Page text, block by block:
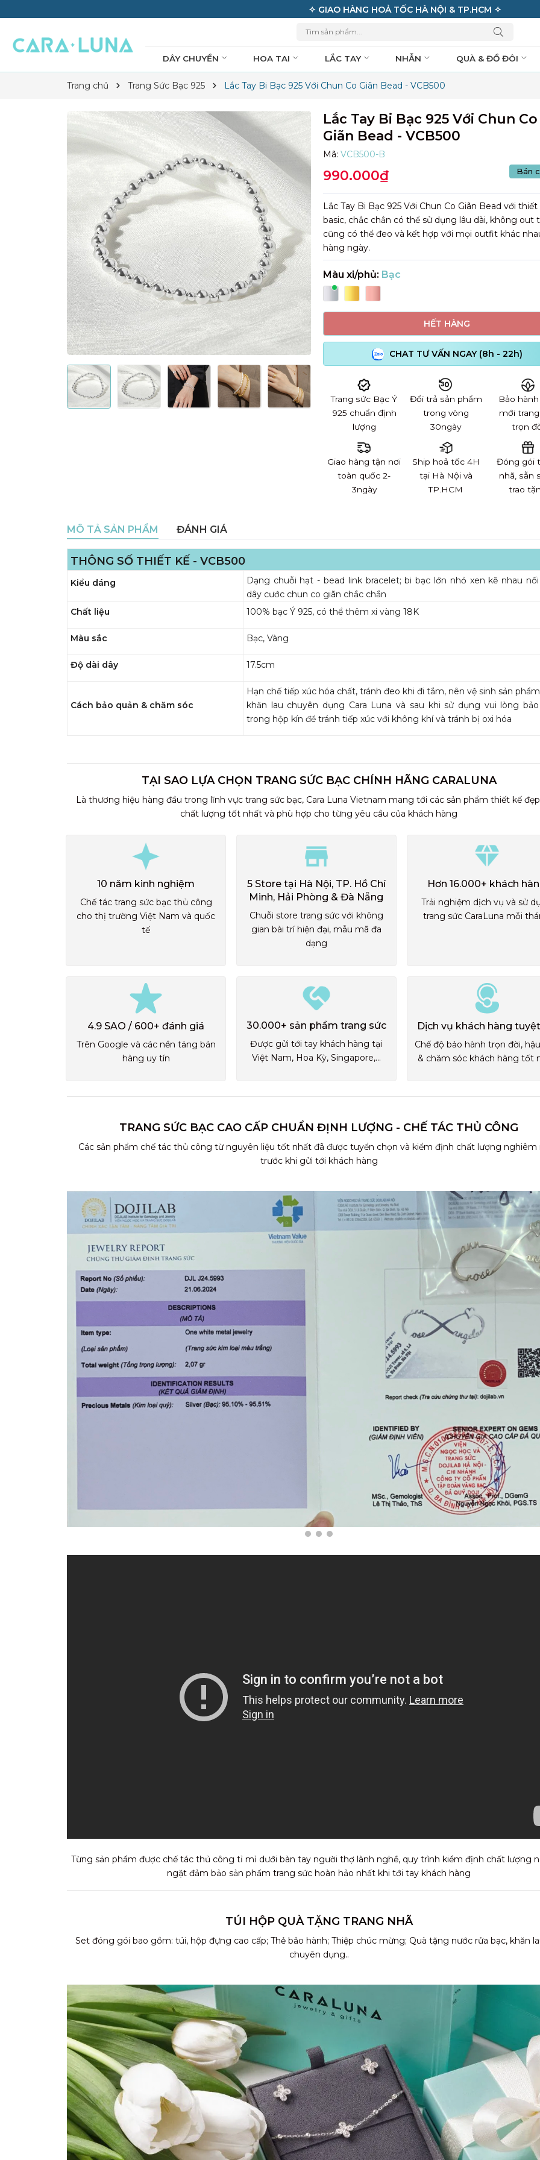
✧ GIAO HÀNG HOẢ TỐC HÀ NỘI & TP.HCM ✧
DÂY CHUYỀN HOA TAI LẮC TAY NHẪN QUÀ & ĐỒ ĐÔI
Trang chủ Trang Sức Bạc 925 Lắc Tay Bi Bạc 925 Với Chun Co Giãn Bead - VCB500
Lắc Tay Bi Bạc 925 Với Chun Co
Giãn Bead - VCB500
Mã:VCB500-B
Bán
990.000₫
Lắc Tay Bi Bạc 925 Với Chun Co Giãn Bead với thiết
basic, chắc chắn có thể sử dụng lâu dài, không out
cũng có thể đeo và kết hợp với mọi outfit khác
hàng ngày.
Màu xi/phủ: Bạc
HẾT HÀNG
CHAT TƯ VẤN NGAY (8h - 22h)
Trang sức Bạc Ý
925 chuẩn định
lượng
Đổi trả sản phẩm
trong vòng
30ngày
Bảo
mới
trọn
Giao hàng tận nơi
toàn quốc 2-
3ngày
Ship hoả tốc 4H
tại Hà Nội và
TP.HCM
Đóng gói
nhã, sẵn
trao
MÔ TẢ SẢN PHẨM ĐÁNH GIÁ
THÔNG SỐ THIẾT KẾ - VCB500
Kiểu dáng
Dạng chuỗi hạt - bead link bracelet; bi bạc lớn nhỏ xen kẽ nhau
dây cước chun co giãn chắc chắn
Chất liệu
100% bạc Ý 925, có thể thêm xi vàng 18K
Màu sắc Bạc, Vàng
Độ dài dây 17.5cm
Cách bảo quản & chăm sóc
Hạn chế tiếp xúc hóa chất, tránh đeo khi đi tắm, nên vệ sinh sản
khăn lau chuyên dụng Cara Luna và sau khi sử dụng vui lòng
trong hộp kín để tránh tiếp xúc với không khí và tránh bị oxi hóa
TẠI SAO LỰA CHỌN TRANG SỨC BẠC CHÍNH HÃNG CARALUNA
Là thương hiệu hàng đầu trong lĩnh vực trang sức bạc, Cara Luna Vietnam mang tới các sản phẩm thiết kế
chất lượng tốt nhất và phù hợp cho từng yêu cầu của khách hàng
10 năm kinh nghiệm
Chế tác trang sức bạc thủ công
cho thị trường Việt Nam và quốc
tế
5 Store tại Hà Nội, TP. Hồ Chí
Minh, Hải Phòng & Đà Nẵng
Chuỗi store trang sức với không
gian bài trí hiện đại, mẫu mã đa
dạng
Hơn 16.000+ khách
Trải nghiệm dịch vụ và sử
trang sức CaraLuna mỗi
4.9 SAO / 600+ đánh giá
Trên Google và các nền tảng bán
hàng uy tín
30.000+ sản phẩm trang sức
Được gửi tới tay khách hàng tại
Việt Nam, Hoa Kỳ, Singapore,...
Dịch vụ khách hàng
Chế độ bảo hành trọn đời,
& chăm sóc khách hàng tốt
TRANG SỨC BẠC CAO CẤP CHUẨN ĐỊNH LƯỢNG - CHẾ TÁC THỦ CÔNG
Các sản phẩm chế tác thủ công từ nguyên liệu tốt nhất đã được tuyển chọn và kiểm định chất lượng
trước khi gửi tới khách hàng
Từng sản phẩm được chế tác thủ công tỉ mỉ dưới bàn tay người thợ lành nghề, quy trình kiểm định chất lượng
ngặt đảm bảo sản phẩm trang sức hoàn hảo nhất khi tới tay khách hàng
TÚI HỘP QUÀ TẶNG TRANG NHÃ
Set đóng gói bao gồm: túi, hộp đựng cao cấp; Thẻ bảo hành; Thiệp chúc mừng; Quà tặng nước rửa bạc, khăn
chuyên dụng..